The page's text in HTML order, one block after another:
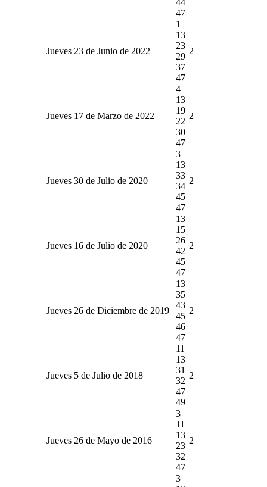
47
Jueves 23 de Junio de 2022
1
13
23
29
37
47
2
Jueves 17 de Marzo de 2022
4
13
19
22
30
47
2
Jueves 30 de Julio de 2020
3
13
33
34
45
47
2
Jueves 16 de Julio de 2020
13
15
26
42
45
47
2
Jueves 26 de Diciembre de 2019
13
35
43
45
46
47
2
Jueves 5 de Julio de 2018
11
13
31
32
47
49
2
Jueves 26 de Mayo de 2016
3
11
13
23
32
47
2
3